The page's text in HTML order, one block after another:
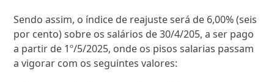
Sendo assim, o índice de reajuste será de 6,00% (seis
por cento) sobre os salários de 30/4/205, a ser pago
a partir de 1º/5/2025, onde os pisos salarias passam
a vigorar com os seguintes valores: